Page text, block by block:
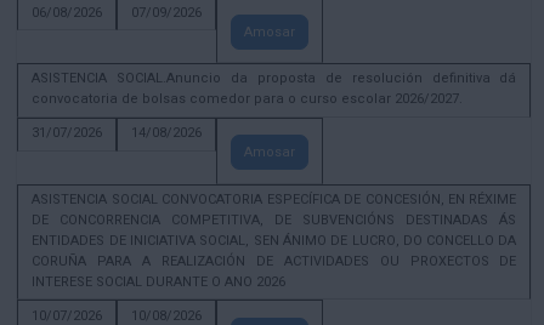
06/08/2026
07/09/2026
Amosar
ASISTENCIA SOCIAL.Anuncio da proposta de resolución definitiva dá
convocatoria de bolsas comedor para o curso escolar 2026/2027.
31/07/2026
14/08/2026
Amosar
ASISTENCIA SOCIAL CONVOCATORIA ESPECÍFICA DE CONCESIÓN, EN RÉXIME
DE CONCORRENCIA COMPETITIVA, DE SUBVENCIÓNS DESTINADAS ÁS
ENTIDADES DE INICIATIVA SOCIAL, SEN ÁNIMO DE LUCRO, DO CONCELLO DA
CORUÑA PARA A REALIZACIÓN DE ACTIVIDADES OU PROXECTOS DE
INTERESE SOCIAL DURANTE O ANO 2026
10/07/2026
10/08/2026